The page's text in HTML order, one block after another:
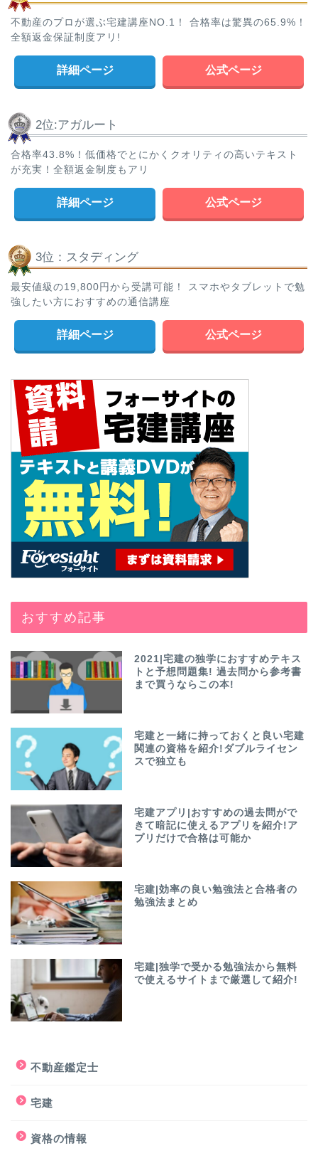
不動産のプロが選ぶ宅建講座NO.1！ 合格率は驚異の65.9%！
全額返金保証制度アリ!
詳細ページ 公式ページ
2位:アガルート
合格率43.8%！低価格でとにかくクオリティの高いテキスト
が充実！全額返金制度もアリ
詳細ページ 公式ページ
3位：スタディング
最安値級の19,800円から受講可能！ スマホやタブレットで勉
強したい方におすすめの通信講座
詳細ページ 公式ページ
おすすめ記事
2021|宅建の独学におすすめテキス
トと予想問題集! 過去問から参考書
まで買うならこの本!
宅建と一緒に持っておくと良い宅建
関連の資格を紹介!ダブルライセン
スで独立も
宅建アプリ|おすすめの過去問がで
きて暗記に使えるアプリを紹介!ア
プリだけで合格は可能か
宅建|効率の良い勉強法と合格者の
勉強法まとめ
宅建|独学で受かる勉強法から無料
で使えるサイトまで厳選して紹介!
不動産鑑定士
宅建
資格の情報